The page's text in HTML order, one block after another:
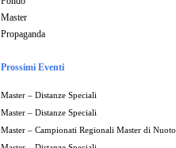
Master
Propaganda
Prossimi Eventi
Master – Distanze Speciali
Master – Distanze Speciali
Master – Campionati Regionali Master di Nuoto